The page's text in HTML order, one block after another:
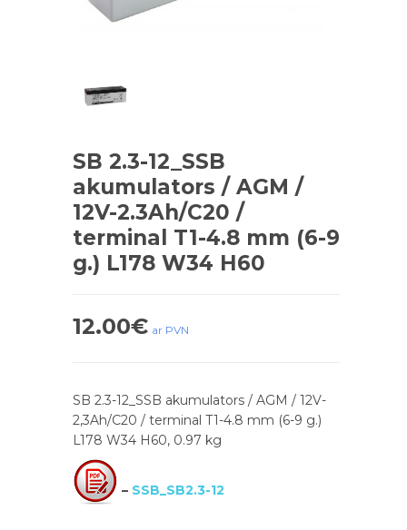
SB 2.3-12_SSB
akumulators / AGM /
12V-2.3Ah/C20 /
terminal T1-4.8 mm (6-9
g.) L178 W34 H60
12.00€ ar PVN
SB 2.3-12_SSB akumulators / AGM / 12V-
2,3Ah/C20 / terminal T1-4.8 mm (6-9 g.)
L178 W34 H60, 0.97 kg
– SSB_SB2.3-12